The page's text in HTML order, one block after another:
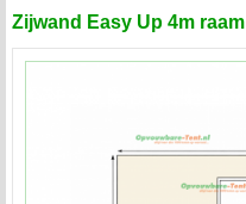
Zijwand Easy Up 4m raam